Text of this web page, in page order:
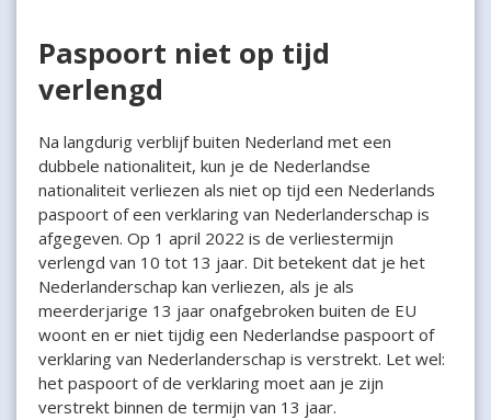
Paspoort niet op tijd
verlengd
Na langdurig verblijf buiten Nederland met een
dubbele nationaliteit, kun je de Nederlandse
nationaliteit verliezen als niet op tijd een Nederlands
paspoort of een verklaring van Nederlanderschap is
afgegeven. Op 1 april 2022 is de verliestermijn
verlengd van 10 tot 13 jaar. Dit betekent dat je het
Nederlanderschap kan verliezen, als je als
meerderjarige 13 jaar onafgebroken buiten de EU
woont en er niet tijdig een Nederlandse paspoort of
verklaring van Nederlanderschap is verstrekt. Let wel:
het paspoort of de verklaring moet aan je zijn
verstrekt binnen de termijn van 13 jaar.